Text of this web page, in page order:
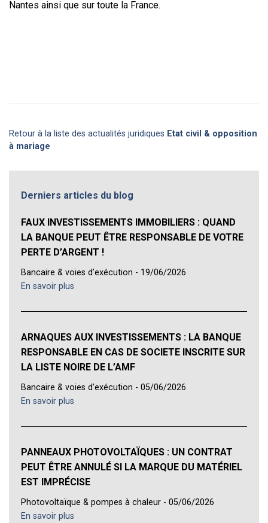
Nantes ainsi que sur toute la France.
Retour à la liste des actualités juridiques Etat civil & opposition
à mariage
Derniers articles du blog
FAUX INVESTISSEMENTS IMMOBILIERS : QUAND
LA BANQUE PEUT ÊTRE RESPONSABLE DE VOTRE
PERTE D’ARGENT !
Bancaire & voies d’exécution - 19/06/2026
En savoir plus
ARNAQUES AUX INVESTISSEMENTS : LA BANQUE
RESPONSABLE EN CAS DE SOCIETE INSCRITE SUR
LA LISTE NOIRE DE L’AMF
Bancaire & voies d’exécution - 05/06/2026
En savoir plus
PANNEAUX PHOTOVOLTAÏQUES : UN CONTRAT
PEUT ÊTRE ANNULÉ SI LA MARQUE DU MATÉRIEL
EST IMPRÉCISE
Photovoltaïque & pompes à chaleur - 05/06/2026
En savoir plus